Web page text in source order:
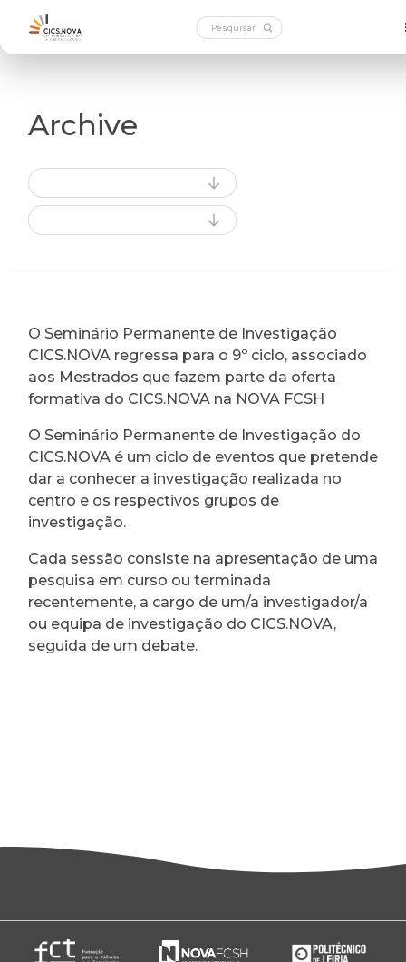
Archive
O Seminário Permanente de Investigação
CICS.NOVA regressa para o 9º ciclo, associado
aos Mestrados que fazem parte da oferta
formativa do CICS.NOVA na NOVA FCSH
O Seminário Permanente de Investigação do
CICS.NOVA é um ciclo de eventos que pretende
dar a conhecer a investigação realizada no
centro e os respectivos grupos de
investigação.
Cada sessão consiste na apresentação de uma
pesquisa em curso ou terminada
recentemente, a cargo de um/a investigador/a
ou equipa de investigação do CICS.NOVA,
seguida de um debate.